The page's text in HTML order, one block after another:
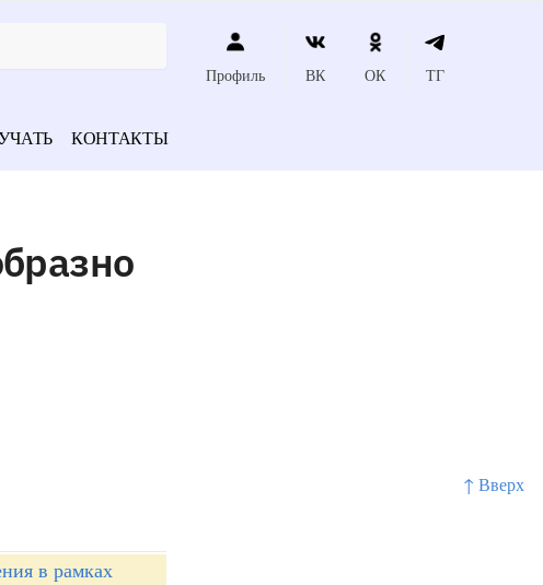
↑ Вверх
Профиль ВК ОК ТГ
КОНТАКТЫ
в рамках